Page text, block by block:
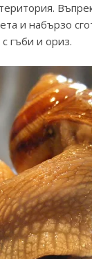
и набързо
гъби и ориз.